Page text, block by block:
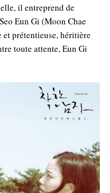
il entreprend de
Eun Gi (Moon Chae
prétentieuse, héritière
toute attente, Eun Gi